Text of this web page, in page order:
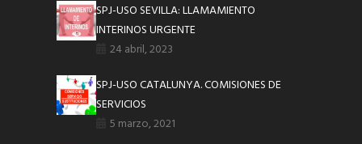
SPJ-USO SEVILLA: LLAMAMIENTO
INTERINOS URGENTE
24 abril, 2023
SPJ-USO CATALUNYA. COMISIONES DE
SERVICIOS
5 marzo, 2021